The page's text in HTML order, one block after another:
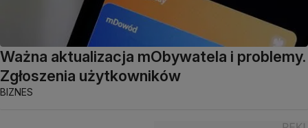
Ważna aktualizacja mObywatela i problemy.
Zgłoszenia użytkowników
BIZNES